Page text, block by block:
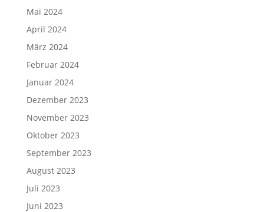
Mai 2024
April 2024
März 2024
Februar 2024
Januar 2024
Dezember 2023
November 2023
Oktober 2023
September 2023
August 2023
Juli 2023
Juni 2023